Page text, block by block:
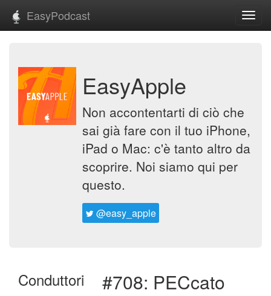
EasyPodcast
EasyApple
Non accontentarti di ciò che
sai già fare con il tuo iPhone,
iPad o Mac: c'è tanto altro da
scoprire. Noi siamo qui per
questo.
@easy_apple
Conduttori #708: PECcato